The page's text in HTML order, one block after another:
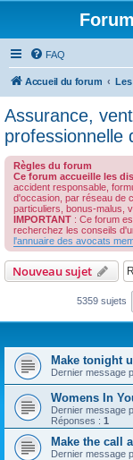
FAQ
Accueil du forum
Assurance,
professionnelle
Règles du forum
Ce forum accueille les
accident responsable,
d'occasion, par réseau de
particuliers, bonus-malus,
IMPORTANT : Ce forum
recherchez les conseils
l'annuaire des avocats
Nouveau sujet
5359 sujets
Make tonight
Dernier message
Womens In
Dernier message
Réponses : 1
Make the call
Dernier message